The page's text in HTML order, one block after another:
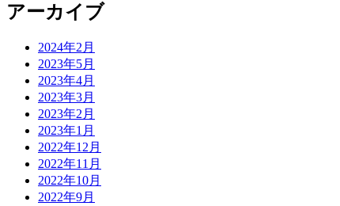
アーカイブ
2024年2月
2023年5月
2023年4月
2023年3月
2023年2月
2023年1月
2022年12月
2022年11月
2022年10月
2022年9月